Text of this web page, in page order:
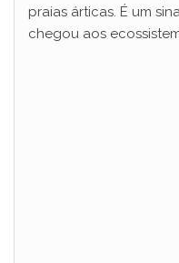
praias árticas. É um
chegou aos